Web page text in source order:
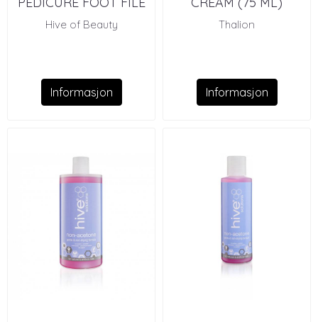
Hive of Beauty
Informasjon
Thalion
Informasjon